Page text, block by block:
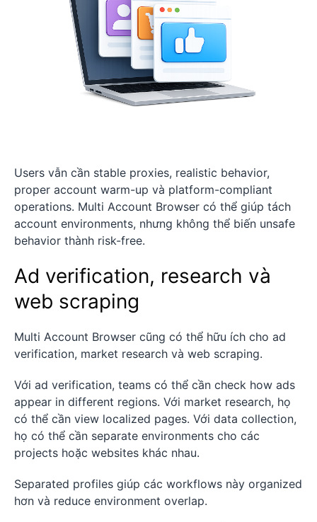
Users vẫn cần stable proxies, realistic behavior,
proper account warm-up và platform-compliant
operations. Multi Account Browser có thể giúp tách
account environments, nhưng không thể biến unsafe
behavior thành risk-free.
Ad verification, research và
web scraping
Multi Account Browser cũng có thể hữu ích cho ad
verification, market research và web scraping.
Với ad verification, teams có thể cần check how ads
appear in different regions. Với market research, họ
có thể cần view localized pages. Với data collection,
họ có thể cần separate environments cho các
projects hoặc websites khác nhau.
Separated profiles giúp các workflows này organized
hơn và reduce environment overlap.